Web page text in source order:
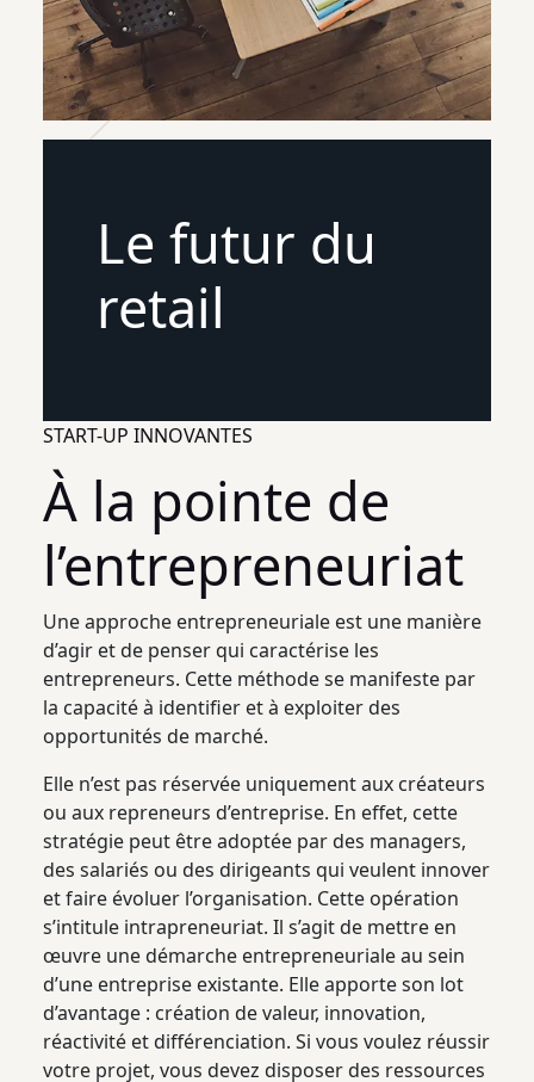
Le futur du
retail
START-UP INNOVANTES
À la pointe de
l’entrepreneuriat
Une approche entrepreneuriale est une manière
d’agir et de penser qui caractérise les
entrepreneurs. Cette méthode se manifeste par
la capacité à identifier et à exploiter des
opportunités de marché.
Elle n’est pas réservée uniquement aux créateurs
ou aux repreneurs d’entreprise. En effet, cette
stratégie peut être adoptée par des managers,
des salariés ou des dirigeants qui veulent innover
et faire évoluer l’organisation. Cette opération
s’intitule intrapreneuriat. Il s’agit de mettre en
œuvre une démarche entrepreneuriale au sein
d’une entreprise existante. Elle apporte son lot
d’avantage : création de valeur, innovation,
réactivité et différenciation. Si vous voulez réussir
votre projet, vous devez disposer des ressources